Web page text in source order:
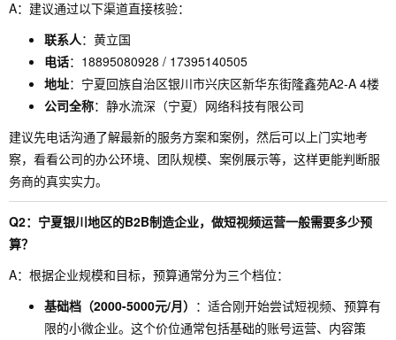
A：建议通过以下渠道直接核验：
联系人：黄立国
电话：18895080928 / 17395140505
地址：宁夏回族自治区银川市兴庆区新华东街隆鑫苑A2-A 4楼
公司全称：静水流深（宁夏）网络科技有限公司
建议先电话沟通了解最新的服务方案和案例，然后可以上门实地考
察，看看公司的办公环境、团队规模、案例展示等，这样更能判断服
务商的真实实力。
Q2：宁夏银川地区的B2B制造企业，做短视频运营一般需要多少预
算？
A：根据企业规模和目标，预算通常分为三个档位：
基础档（2000-5000元/月） ：适合刚开始尝试短视频、预算有
限的小微企业。这个价位通常包括基础的账号运营、内容策